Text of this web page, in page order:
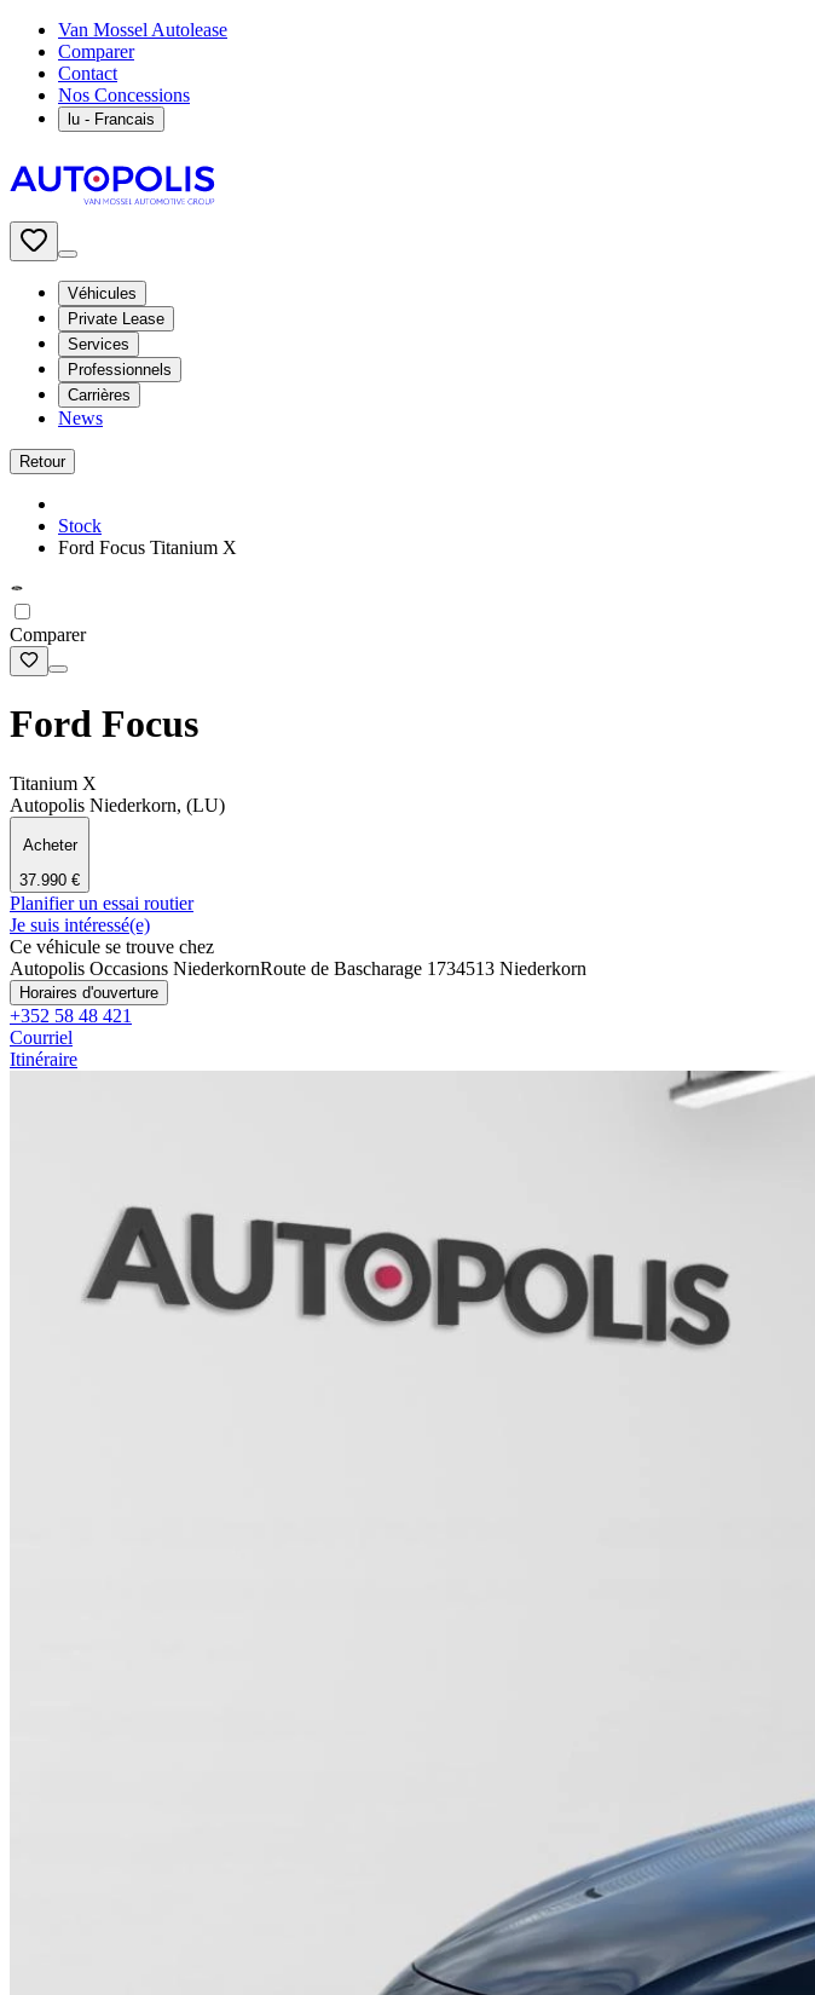
Van Mossel Autolease
Comparer
Contact
Nos Concessions
lu - Francais
Véhicules
Private Lease
Services
Professionnels
Carrières
News
Retour
Stock
Ford Focus Titanium X
Comparer
Ford Focus
Titanium X
Autopolis Niederkorn, (LU)
Acheter
37.990 €
Planifier un essai routier
Je suis intéressé(e)
Ce véhicule se trouve chez
Autopolis Occasions NiederkornRoute de Bascharage 1734513 Niederkorn
Horaires d'ouverture
+352 58 48 421
Courriel
Itinéraire